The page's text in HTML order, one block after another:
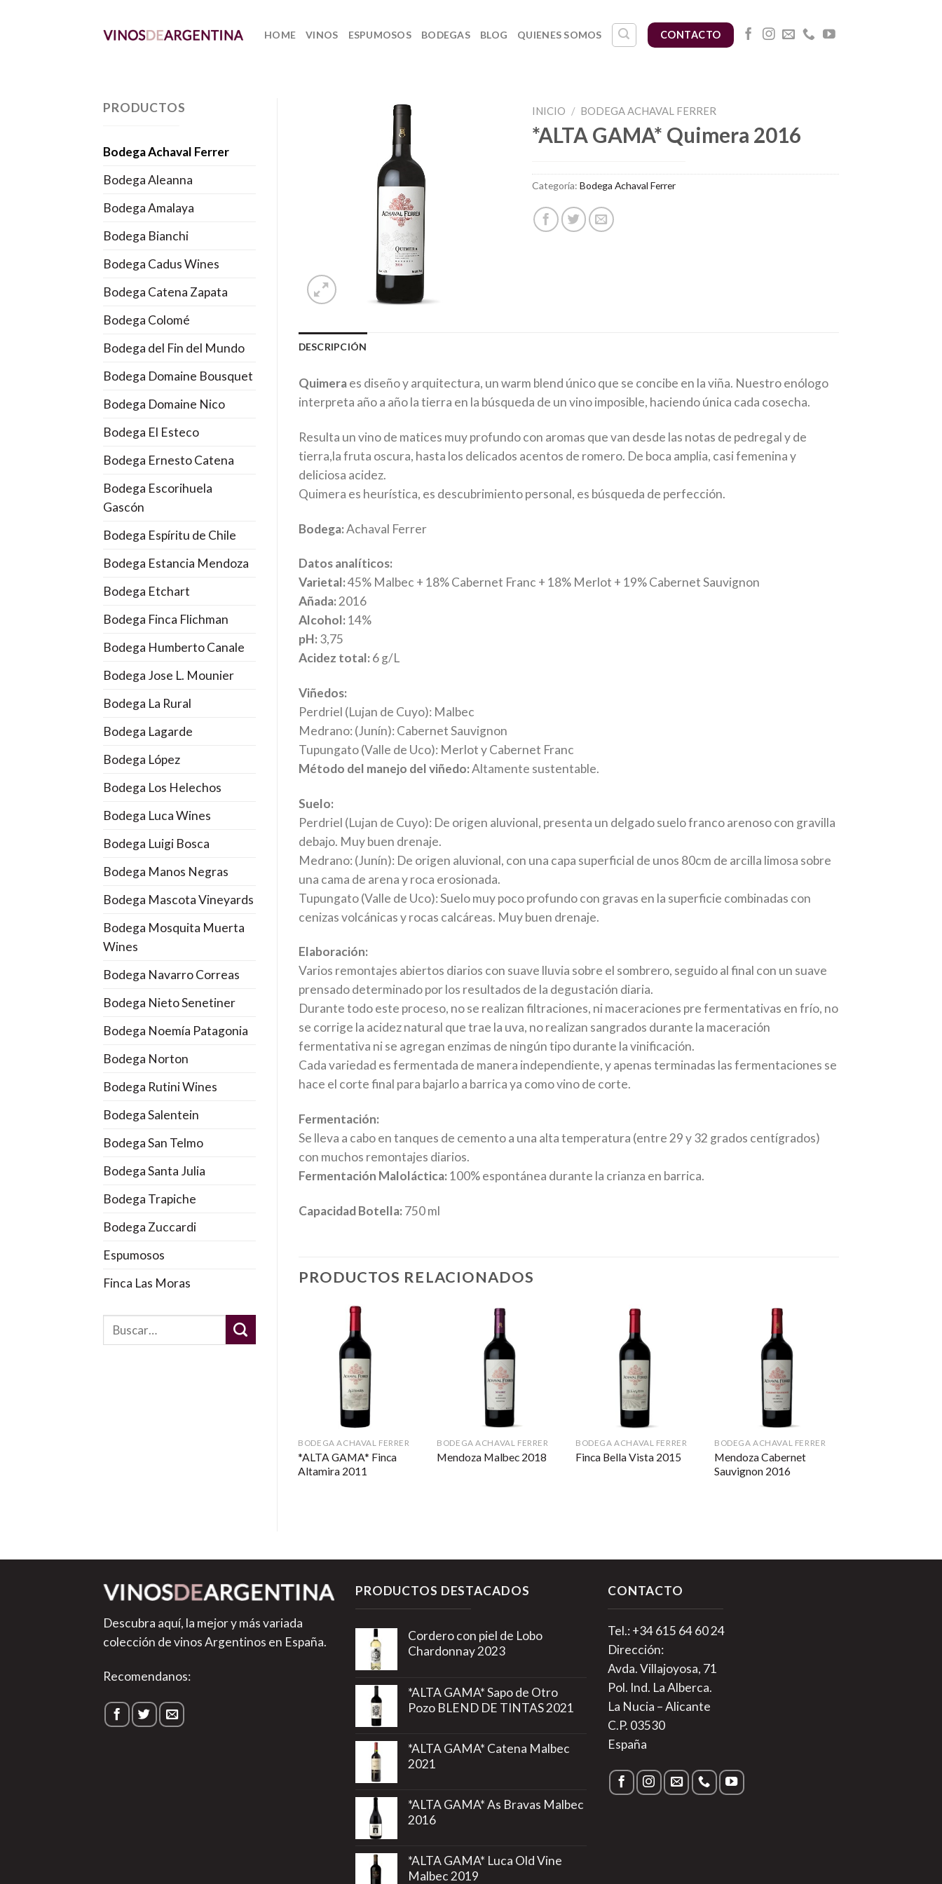
HOME VINOS ESPUMOSOS BODEGAS BLOG QUIENES SOMOS CONTACTO
PRODUCTOS
Bodega Achaval Ferrer
Bodega Aleanna
Bodega Amalaya
Bodega Bianchi
Bodega Cadus Wines
Bodega Catena Zapata
Bodega Colomé
Bodega del Fin del Mundo
Bodega Domaine Bousquet
Bodega Domaine Nico
Bodega El Esteco
Bodega Ernesto Catena
Bodega Escorihuela
Gascón
Bodega Espíritu de Chile
Bodega Estancia Mendoza
Bodega Etchart
Bodega Finca Flichman
Bodega Humberto Canale
Bodega Jose L. Mounier
Bodega La Rural
Bodega Lagarde
Bodega López
Bodega Los Helechos
Bodega Luca Wines
Bodega Luigi Bosca
Bodega Manos Negras
Bodega Mascota Vineyards
Bodega Mosquita Muerta
Wines
Bodega Navarro Correas
Bodega Nieto Senetiner
Bodega Noemía Patagonia
Bodega Norton
Bodega Rutini Wines
Bodega Salentein
Bodega San Telmo
Bodega Santa Julia
Bodega Trapiche
Bodega Zuccardi
Espumosos
Finca Las Moras
INICIO / BODEGA ACHAVAL FERRER
*ALTA GAMA* Quimera 2016
Categoría:Bodega Achaval Ferrer
DESCRIPCIÓN
Quimeraes diseño y arquitectura, un warm blend único que se concibe en la viña. Nuestro enólogo
interpreta año a año la tierra en la búsqueda de un vino imposible, haciendo única cada cosecha.
Resulta un vino de matices muy profundo con aromas que van desde las notas de pedregal y de
tierra,la fruta oscura, hasta los delicados acentos de romero. De boca amplia, casi femenina y
deliciosa acidez.
Quimera es heurística, es descubrimiento personal, es búsqueda de perfección.
Bodega:Achaval Ferrer
Datos analíticos:
Varietal:45% Malbec + 18% Cabernet Franc + 18% Merlot + 19% Cabernet Sauvignon
Añada:2016
Alcohol:14%
pH:3,75
Acidez total:6 g/L
Viñedos:
Perdriel (Lujan de Cuyo): Malbec
Medrano: (Junín): Cabernet Sauvignon
Tupungato (Valle de Uco): Merlot y Cabernet Franc
Método del manejo del viñedo:Altamente sustentable.
Suelo:
Perdriel (Lujan de Cuyo): De origen aluvional, presenta un delgado suelo franco arenoso con gravilla
debajo. Muy buen drenaje.
Medrano: (Junín): De origen aluvional, con una capa superficial de unos 80cm de arcilla limosa sobre
una cama de arena y roca erosionada.
Tupungato (Valle de Uco): Suelo muy poco profundo con gravas en la superficie combinadas con
cenizas volcánicas y rocas calcáreas. Muy buen drenaje.
Elaboración:
Varios remontajes abiertos diarios con suave lluvia sobre el sombrero, seguido al final con un suave
prensado determinado por los resultados de la degustación diaria.
Durante todo este proceso, no se realizan filtraciones, ni maceraciones pre fermentativas en frío, no
se corrige la acidez natural que trae la uva, no realizan sangrados durante la maceración
fermentativa ni se agregan enzimas de ningún tipo durante la vinificación.
Cada variedad es fermentada de manera independiente, y apenas terminadas las fermentaciones se
hace el corte final para bajarlo a barrica ya como vino de corte.
Fermentación:
Se lleva a cabo en tanques de cemento a una alta temperatura (entre 29 y 32 grados centígrados)
con muchos remontajes diarios.
Fermentación Maloláctica:100% espontánea durante la crianza en barrica.
Capacidad Botella:750 ml
PRODUCTOS RELACIONADOS
BODEGA ACHAVAL FERRER
*ALTA GAMA* Finca
Altamira 2011
BODEGA ACHAVAL FERRER
Mendoza Malbec 2018
BODEGA ACHAVAL FERRER
Finca Bella Vista 2015
BODEGA ACHAVAL FERRER
Mendoza Cabernet
Sauvignon 2016
Descubra aquí, la mejor y más variada
colección de vinos Argentinos en España.
Recomendanos:
PRODUCTOS DESTACADOS
Cordero con piel de Lobo
Chardonnay 2023
*ALTA GAMA* Sapo de Otro
Pozo BLEND DE TINTAS 2021
*ALTA GAMA* Catena Malbec
2021
*ALTA GAMA* As Bravas Malbec
2016
*ALTA GAMA* Luca Old Vine
Malbec 2019
CONTACTO
Tel.: +34 615 64 60 24
Dirección:
Avda. Villajoyosa, 71
Pol. Ind. La Alberca.
La Nucia – Alicante
C.P. 03530
España